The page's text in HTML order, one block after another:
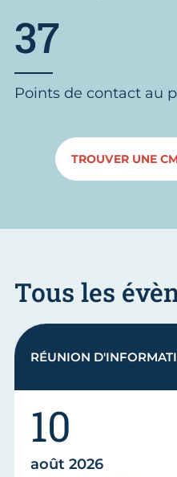
37
Points de contact au
TROUVER UNE
Tous les
10
août 2026
RÉUNION